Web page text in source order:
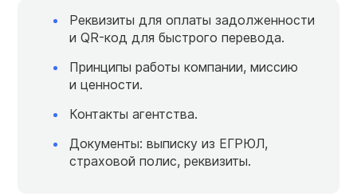
Реквизиты для оплаты задолженности
и QR-код для быстрого перевода.
Принципы работы компании, миссию
и ценности.
Контакты агентства.
Документы: выписку из ЕГРЮЛ,
страховой полис, реквизиты.